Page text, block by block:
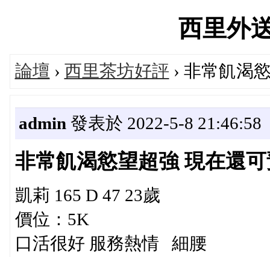
西里外
論壇 › 西里茶坊好評 › 非常飢渴
admin 發表於 2022-5-8 21:46:58
非常飢渴慾望超強 現在還
凱莉 165 D 47 23歲
價位：5K
口活很好 服務熱情 細腰